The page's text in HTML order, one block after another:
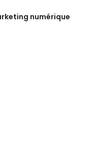
numérique